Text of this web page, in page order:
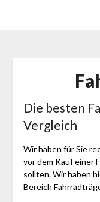
Die besten
Vergleich
Wir haben für Sie
vor dem Kauf einer
sollten. Wir haben
Bereich